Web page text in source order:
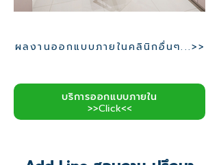
ผลงานออกแบบภายในคลินิกอื่นๆ...>>
บริการออกแบบภายใน
>>Click<<